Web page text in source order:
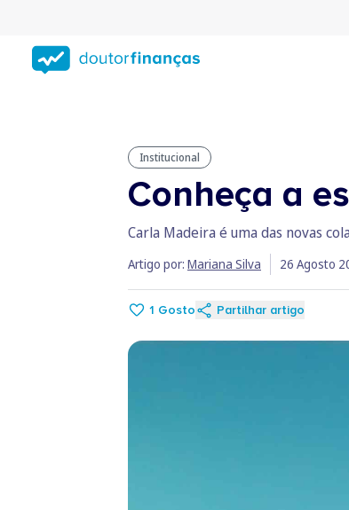
conteúdo
principal
Institucional
Conheça a
Carla Madeira é uma das novas
Artigo por: Mariana Silva 26 Agosto
1 Gosto Partilhar artigo